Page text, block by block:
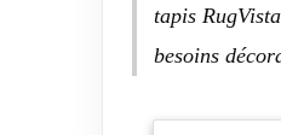
tapis
besoins